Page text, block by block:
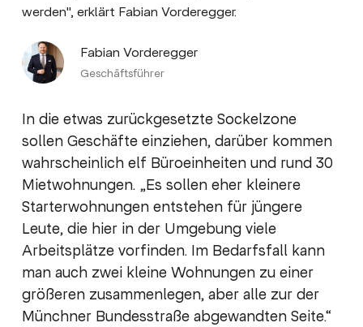
werden", erklärt Fabian Vorderegger.
Fabian Vorderegger
Geschäftsführer
In die etwas zurückgesetzte Sockelzone
sollen Geschäfte einziehen, darüber kommen
wahrscheinlich elf Büroeinheiten und rund 30
Mietwohnungen. „Es sollen eher kleinere
Starterwohnungen entstehen für jüngere
Leute, die hier in der Umgebung viele
Arbeitsplätze vorfinden. Im Bedarfsfall kann
man auch zwei kleine Wohnungen zu einer
größeren zusammenlegen, aber alle zur der
Münchner Bundesstraße abgewandten Seite.“